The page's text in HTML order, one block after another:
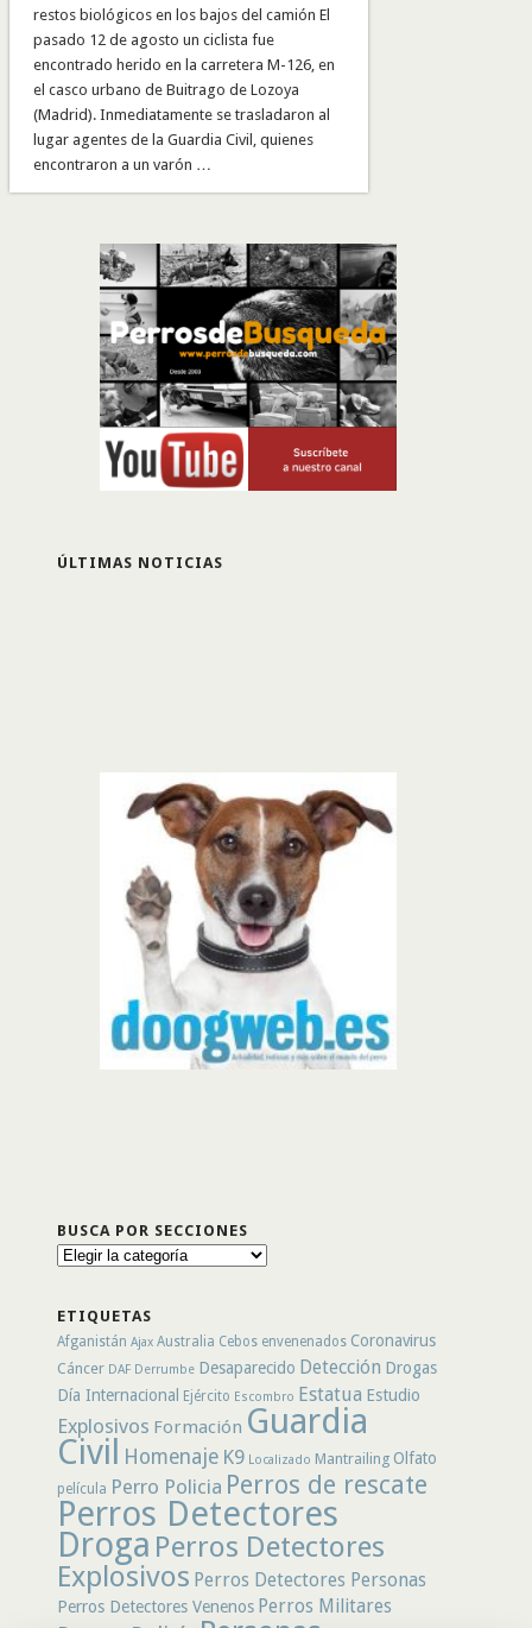
restos biológicos en los bajos del camión El
pasado 12 de agosto un ciclista fue
encontrado herido en la carretera M-126, en
el casco urbano de Buitrago de Lozoya
(Madrid). Inmediatamente se trasladaron al
lugar agentes de la Guardia Civil, quienes
encontraron a un varón …
ÚLTIMAS NOTICIAS
BUSCA POR SECCIONES
Busca
ETIQUETAS
Afganistán Ajax Australia Cebos envenenados Coronavirus
Cáncer DAF Derrumbe Desaparecido Detección Drogas
Día Internacional
Ejército Escombro Estatua Estudio
Explosivos Formación Guardia
Civil Homenaje K9 Localizado Mantrailing Olfato
película Perro Policia Perros de rescate
Perros Detectores
Droga Perros Detectores
Explosivos Perros Detectores Personas
Perros Detectores Venenos Perros Militares